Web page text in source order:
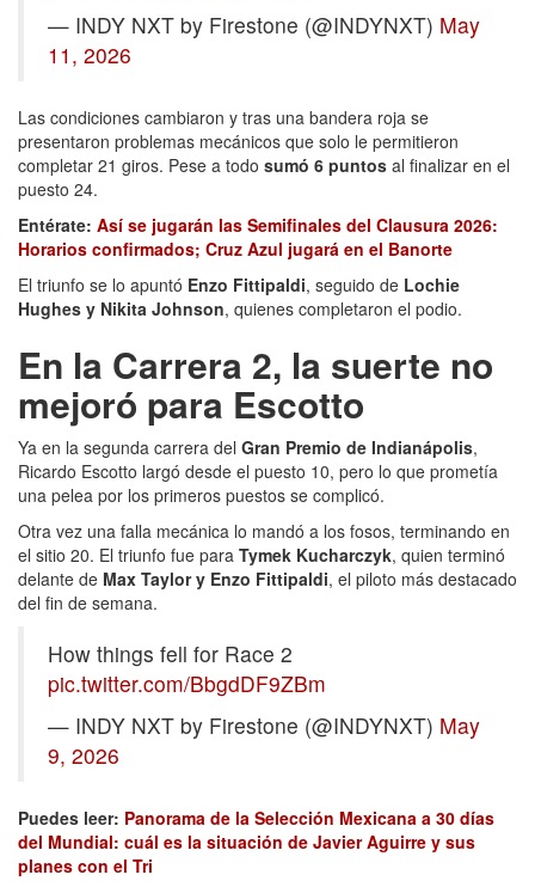
— INDY NXT by Firestone (@INDYNXT) May
11, 2026
Las condiciones cambiaron y tras una bandera roja se
presentaron problemas mecánicos que solo le permitieron
completar 21 giros. Pese a todo sumó 6 puntos al finalizar en el
puesto 24.
Entérate: Así se jugarán las Semifinales del Clausura 2026:
Horarios confirmados; Cruz Azul jugará en el Banorte
El triunfo se lo apuntó Enzo Fittipaldi, seguido de Lochie
Hughes y Nikita Johnson, quienes completaron el podio.
En la Carrera 2, la suerte no
mejoró para Escotto
Ya en la segunda carrera del Gran Premio de Indianápolis,
Ricardo Escotto largó desde el puesto 10, pero lo que prometía
una pelea por los primeros puestos se complicó.
Otra vez una falla mecánica lo mandó a los fosos, terminando en
el sitio 20. El triunfo fue para Tymek Kucharczyk, quien terminó
delante de Max Taylor y Enzo Fittipaldi, el piloto más destacado
del fin de semana.
How things fell for Race 2
pic.twitter.com/BbgdDF9ZBm
— INDY NXT by Firestone (@INDYNXT) May
9, 2026
Puedes leer: Panorama de la Selección Mexicana a 30 días
del Mundial: cuál es la situación de Javier Aguirre y sus
planes con el Tri